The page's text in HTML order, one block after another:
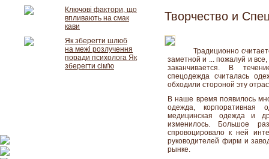
Творчество и
Традиционно
заметной и ... пожалуй и
заканчивается. В
спецодежда считалась
обходили стороной эту
В наше время появилось
одежда, корпоративная
медицинская одежда и
изменилось. Большое
спровоцировало к ней
руководителей фирм и
рынке.
Ключові фактори, що
впливають на смак
кави
Як зберегти шлюб
на межі розлучення
поради психолога Як
зберегти сім'ю